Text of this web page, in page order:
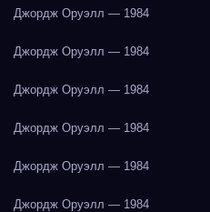
Джордж Оруэлл — 1984
Джордж Оруэлл — 1984
Джордж Оруэлл — 1984
Джордж Оруэлл — 1984
Джордж Оруэлл — 1984
Джордж Оруэлл — 1984